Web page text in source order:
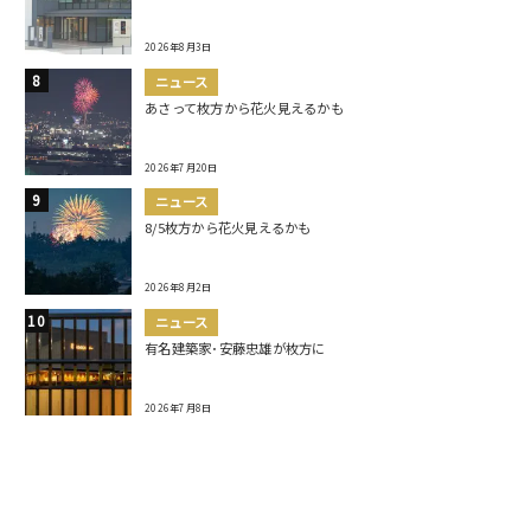
2026年8月3日
ニュース
あさって枚方から花火見えるかも
2026年7月20日
ニュース
8/5枚方から花火見えるかも
2026年8月2日
ニュース
有名建築家･安藤忠雄が枚方に
2026年7月8日